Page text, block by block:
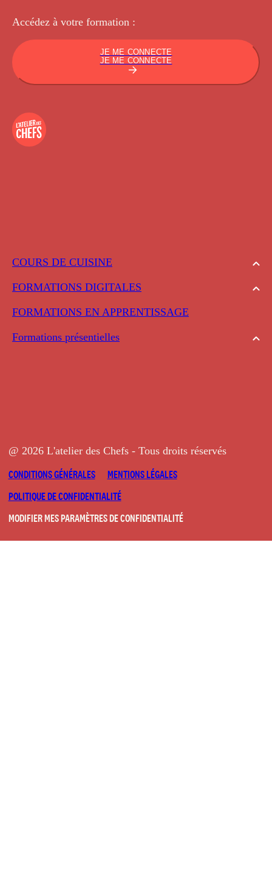
COURS DE CUISINE
FORMATIONS DIGITALES
FORMATIONS EN APPRENTISSAGE
Formations présentielles
Accédez à votre formation :
JE ME CONNECTE
JE ME CONNECTE
@ 2026 L'atelier des Chefs - Tous droits réservés
CONDITIONS GÉNÉRALES
MENTIONS LÉGALES
POLITIQUE DE CONFIDENTIALITÉ
MODIFIER MES PARAMÈTRES DE CONFIDENTIALITÉ